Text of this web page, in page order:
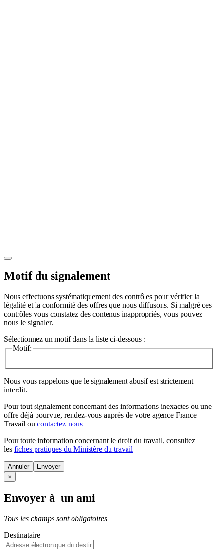
Motif du signalement
Nous effectuons systématiquement des contrôles pour vérifier la
légalité et la conformité des offres que nous diffusons. Si malgré ces
contrôles vous constatez des contenus inappropriés, vous pouvez
nous le signaler.
Sélectionnez un motif dans la liste ci-dessous :
Motif:
Nous vous rappelons que le signalement abusif est strictement
interdit.
Pour tout signalement concernant des informations inexactes ou une
offre déjà pourvue, rendez-vous auprès de votre agence France
Travail ou contactez-nous
Pour toute information concernant le droit du travail, consultez
les fiches pratiques du Ministère du travail
Annuler
×
Envoyer à un ami
Tous les champs sont obligatoires
Destinataire